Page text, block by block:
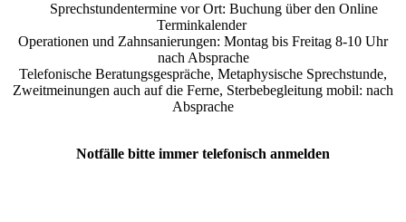
Sprechstundentermine vor Ort: Buchung über den Online
Terminkalender
Operationen und Zahnsanierungen: Montag bis Freitag 8-10 Uhr
nach Absprache
Telefonische Beratungsgespräche, Metaphysische Sprechstunde,
Zweitmeinungen auch auf die Ferne, Sterbebegleitung mobil: nach
Absprache
Notfälle bitte immer telefonisch anmelden